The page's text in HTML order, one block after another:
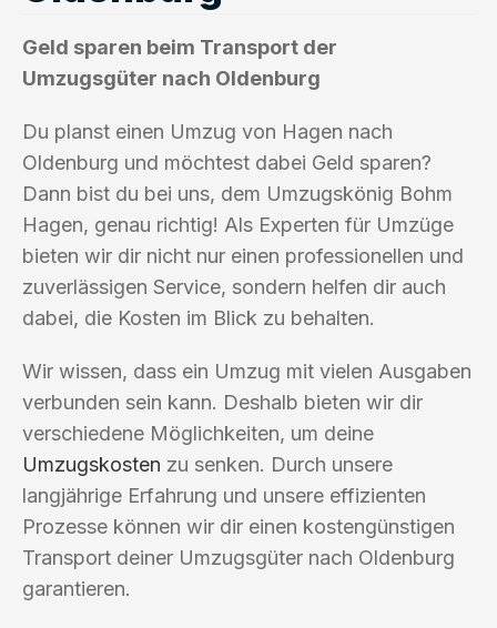
Geld sparen beim Transport der
Umzugsgüter nach Oldenburg
Du planst einen Umzug von Hagen nach
Oldenburg und möchtest dabei Geld sparen?
Dann bist du bei uns, dem Umzugskönig Bohm
Hagen, genau richtig! Als Experten für Umzüge
bieten wir dir nicht nur einen professionellen und
zuverlässigen Service, sondern helfen dir auch
dabei, die Kosten im Blick zu behalten.
Wir wissen, dass ein Umzug mit vielen Ausgaben
verbunden sein kann. Deshalb bieten wir dir
verschiedene Möglichkeiten, um deine
Umzugskosten zu senken. Durch unsere
langjährige Erfahrung und unsere effizienten
Prozesse können wir dir einen kostengünstigen
Transport deiner Umzugsgüter nach Oldenburg
garantieren.